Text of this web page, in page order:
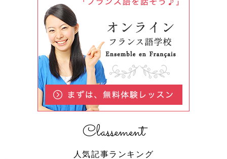
Classement
人気記事ランキング